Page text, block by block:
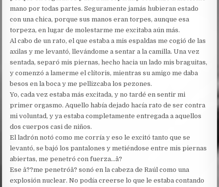
mano por todas partes. Seguramente jamás hubieran estado
con una chica, porque sus manos eran torpes, aunque esa
torpeza, en lugar de molestarme me excitaba aún más.
Al cabo de un rato, el que estaba a mis espaldas me cogió de las
axilas y me levantó, llevándome a sentar a la camilla. Una vez
sentada, separó mis piernas, hecho hacia un lado mis braguitas,
y comenzó a lamerme el clítoris, mientras su amigo me daba
besos en la boca y me pellizcaba los pezones.
Yo, cada vez estaba más excitada, y no tardé en sentir mi
primer orgasmo. Aquello había dejado hacía rato de ser contra
mi voluntad, y ya estaba completamente entregada a aquellos
dos cuerpos casi de niños.
El ladrón notó como me corría y eso le excitó tanto que se
levantó, se bajó los pantalones y metiéndose entre mis piernas
abiertas, me penetró con fuerza…â?
Ese â??me penetróâ? sonó en la cabeza de Raúl como una
explosión nuclear. No podía creerse lo que le estaba contando